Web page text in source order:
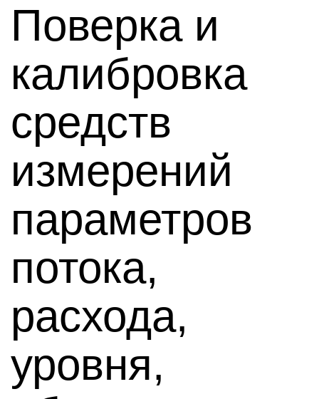
Поверка и
калибровка
средств
измерений
параметров
потока,
расхода,
уровня,